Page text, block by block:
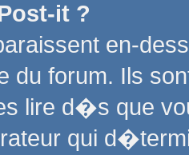
it ?
en-
du forum. Ils
lire d�s que
qui